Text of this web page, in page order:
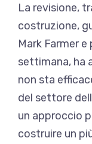
La revisione,
costruzione,
Mark Farmer
settimana, ha
non sta
del settore
un approccio
costruire un